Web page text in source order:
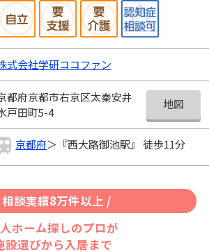
式会社学研ココファン
都府京都市右京区太秦安井
戸田町5-4
地図
京都府＞『西大路御池駅』 徒歩11分
談実績8万件以上 /
ホーム探しのプロが
設選びから入居まで